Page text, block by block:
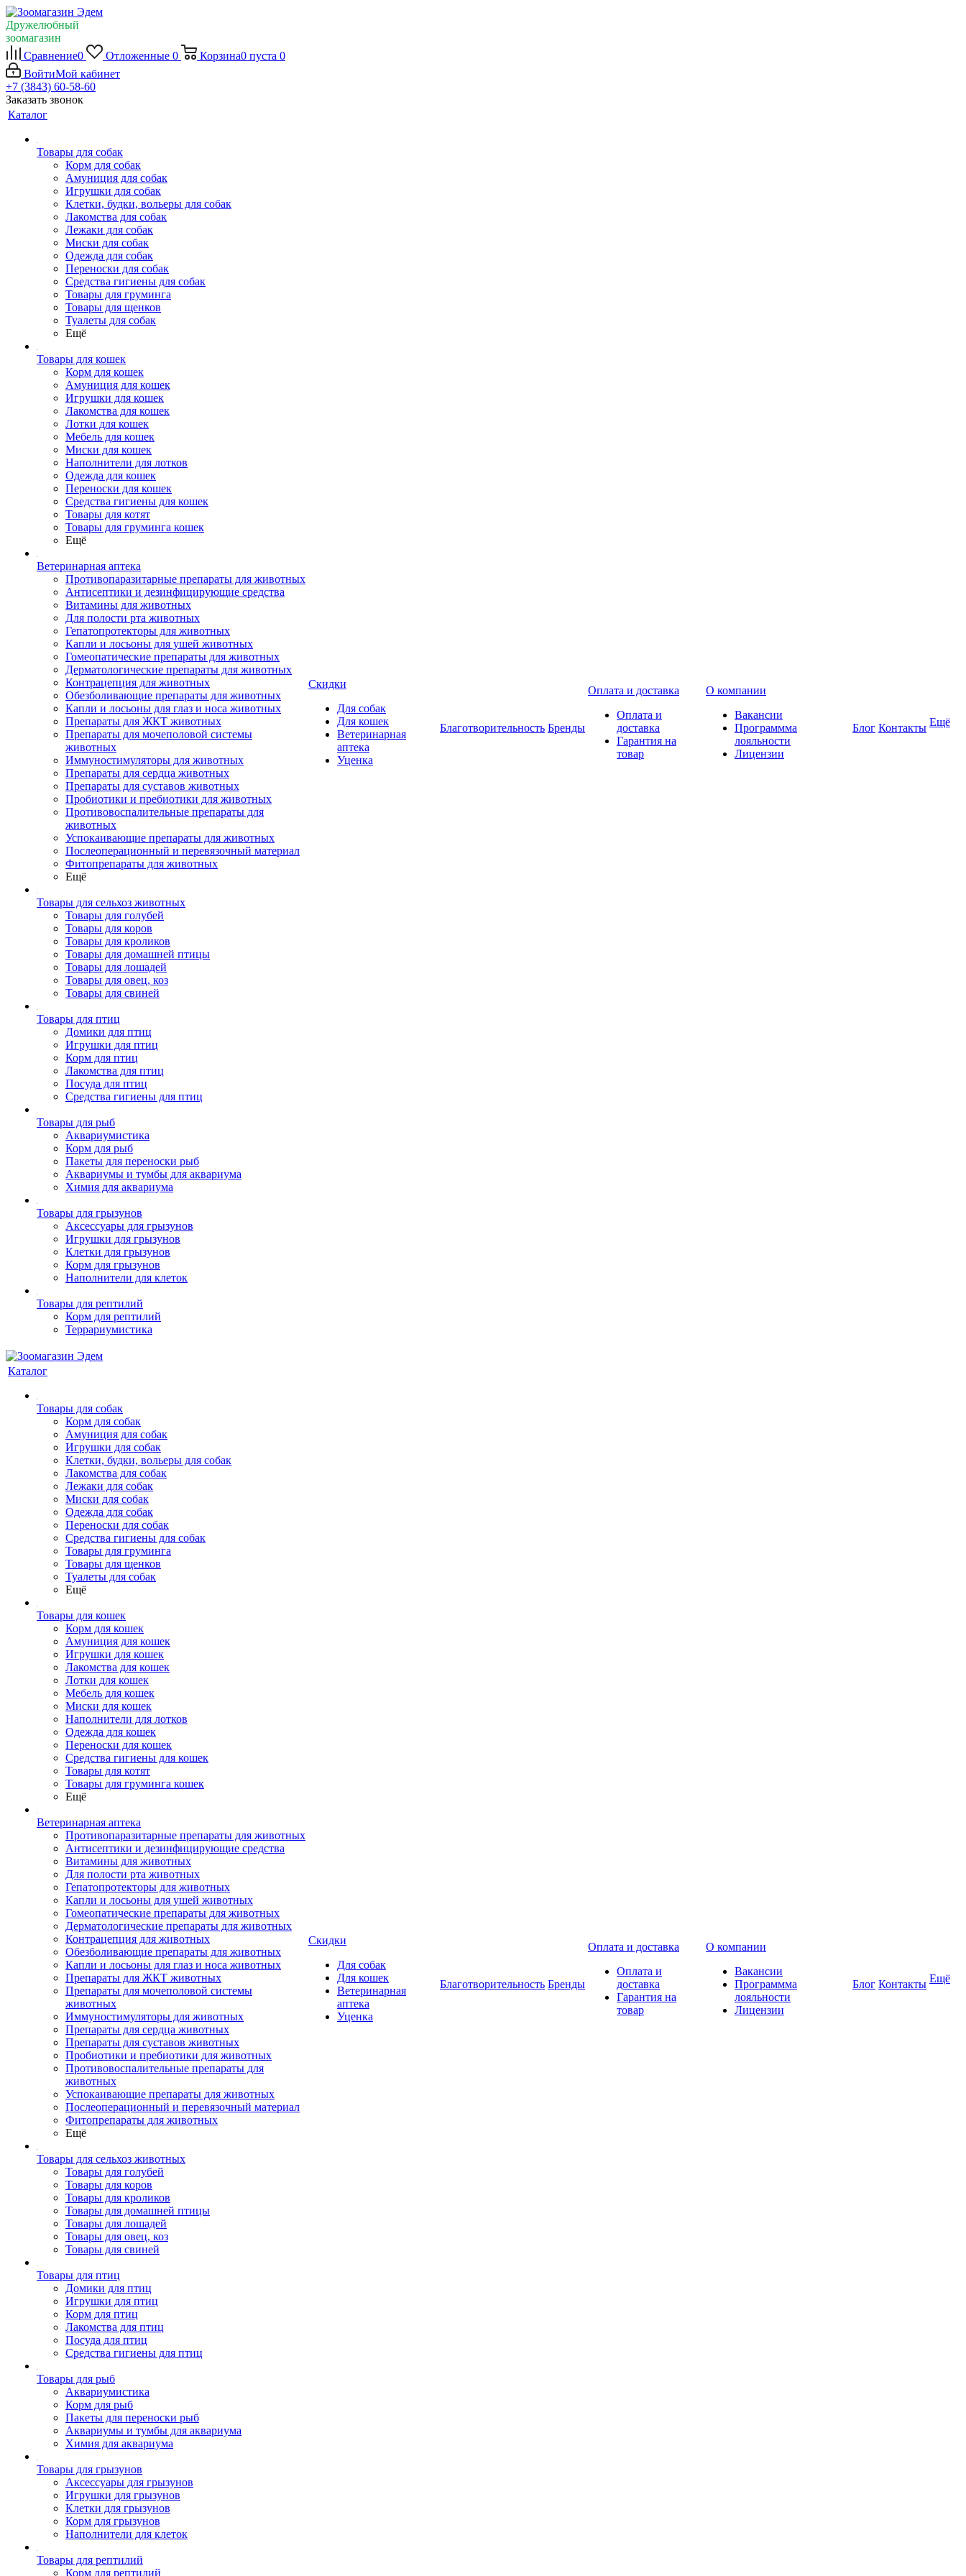
Дружелюбный
зоомагазин
Сравнение0 Отложенные 0 Корзина0 пуста 0
ВойтиМой кабинет
+7 (3843) 60-58-60
Заказать звонок
Каталог
Товары для собак
Корм для собак
Амуниция для собак
Игрушки для собак
Клетки, будки, вольеры для собак
Лакомства для собак
Лежаки для собак
Миски для собак
Одежда для собак
Переноски для собак
Средства гигиены для собак
Товары для груминга
Товары для щенков
Туалеты для собак
Ещё
Товары для кошек
Корм для кошек
Амуниция для кошек
Игрушки для кошек
Лакомства для кошек
Лотки для кошек
Мебель для кошек
Миски для кошек
Наполнители для лотков
Одежда для кошек
Переноски для кошек
Средства гигиены для кошек
Товары для котят
Товары для груминга кошек
Ещё
Ветеринарная аптека
Противопаразитарные препараты для животных
Антисептики и дезинфицирующие средства
Витамины для животных
Для полости рта животных
Гепатопротекторы для животных
Капли и лосьоны для ушей животных
Гомеопатические препараты для животных
Дерматологические препараты для животных
Контрацепция для животных
Обезболивающие препараты для животных
Капли и лосьоны для глаз и носа животных
Препараты для ЖКТ животных
Препараты для мочеполовой системы
животных
Иммуностимуляторы для животных
Препараты для сердца животных
Препараты для суставов животных
Пробиотики и пребиотики для животных
Противовоспалительные препараты для
животных
Успокаивающие препараты для животных
Послеоперационный и перевязочный материал
Фитопрепараты для животных
Ещё
Товары для сельхоз животных
Товары для голубей
Товары для коров
Товары для кроликов
Товары для домашней птицы
Товары для лошадей
Товары для овец, коз
Товары для свиней
Товары для птиц
Домики для птиц
Игрушки для птиц
Корм для птиц
Лакомства для птиц
Посуда для птиц
Средства гигиены для птиц
Товары для рыб
Аквариумистика
Корм для рыб
Пакеты для переноски рыб
Аквариумы и тумбы для аквариума
Химия для аквариума
Товары для грызунов
Аксессуары для грызунов
Игрушки для грызунов
Клетки для грызунов
Корм для грызунов
Наполнители для клеток
Товары для рептилий
Корм для рептилий
Террариумистика
Скидки
Для собак
Для кошек
Ветеринарная
аптека
Уценка
Благотворительность Бренды
Оплата и доставка
Оплата и
доставка
Гарантия на
товар
О компании
Вакансии
Программма
лояльности
Лицензии
Блог Контакты Ещё
Каталог
Товары для собак
Корм для собак
Амуниция для собак
Игрушки для собак
Клетки, будки, вольеры для собак
Лакомства для собак
Лежаки для собак
Миски для собак
Одежда для собак
Переноски для собак
Средства гигиены для собак
Товары для груминга
Товары для щенков
Туалеты для собак
Ещё
Товары для кошек
Корм для кошек
Амуниция для кошек
Игрушки для кошек
Лакомства для кошек
Лотки для кошек
Мебель для кошек
Миски для кошек
Наполнители для лотков
Одежда для кошек
Переноски для кошек
Средства гигиены для кошек
Товары для котят
Товары для груминга кошек
Ещё
Ветеринарная аптека
Противопаразитарные препараты для животных
Антисептики и дезинфицирующие средства
Витамины для животных
Для полости рта животных
Гепатопротекторы для животных
Капли и лосьоны для ушей животных
Гомеопатические препараты для животных
Дерматологические препараты для животных
Контрацепция для животных
Обезболивающие препараты для животных
Капли и лосьоны для глаз и носа животных
Препараты для ЖКТ животных
Препараты для мочеполовой системы
животных
Иммуностимуляторы для животных
Препараты для сердца животных
Препараты для суставов животных
Пробиотики и пребиотики для животных
Противовоспалительные препараты для
животных
Успокаивающие препараты для животных
Послеоперационный и перевязочный материал
Фитопрепараты для животных
Ещё
Товары для сельхоз животных
Товары для голубей
Товары для коров
Товары для кроликов
Товары для домашней птицы
Товары для лошадей
Товары для овец, коз
Товары для свиней
Товары для птиц
Домики для птиц
Игрушки для птиц
Корм для птиц
Лакомства для птиц
Посуда для птиц
Средства гигиены для птиц
Товары для рыб
Аквариумистика
Корм для рыб
Пакеты для переноски рыб
Аквариумы и тумбы для аквариума
Химия для аквариума
Товары для грызунов
Аксессуары для грызунов
Игрушки для грызунов
Клетки для грызунов
Корм для грызунов
Наполнители для клеток
Товары для рептилий
Корм для рептилий
Скидки
Для собак
Для кошек
Ветеринарная
аптека
Уценка
Благотворительность Бренды
Оплата и доставка
Оплата и
доставка
Гарантия на
товар
О компании
Вакансии
Программма
лояльности
Лицензии
Блог Контакты Ещё